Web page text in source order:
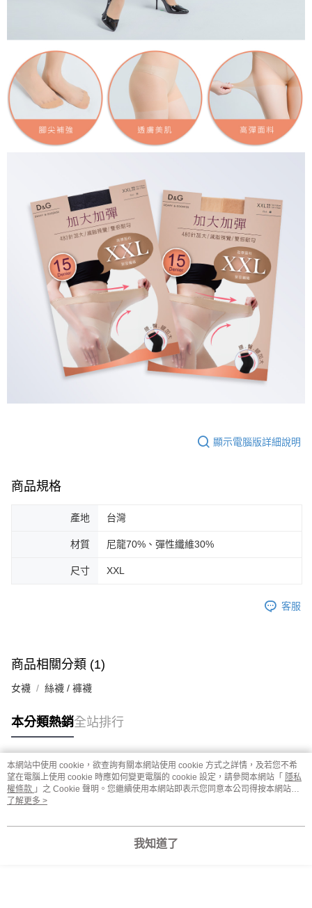
顯示電腦版詳細說明
商品規格
產地 台灣
材質 尼龍70%、彈性纖維30%
尺寸 XXL
客服
商品相關分類 (1)
女襪 絲襪 / 褲襪
本分類熱銷全站排行
熱門標籤
本網站中使用 cookie，欲查詢有關本網站使用 cookie 方式之詳情，及若您不希
望在電腦上使用 cookie 時應如何變更電腦的 cookie 設定，請參閱本網站「 隱私
權條款 」之 Cookie 聲明。您繼續使用本網站即表示您同意本公司得按本網站使
用條款之 Cookie 聲明使用 cookie。
了解更多 >
我知道了